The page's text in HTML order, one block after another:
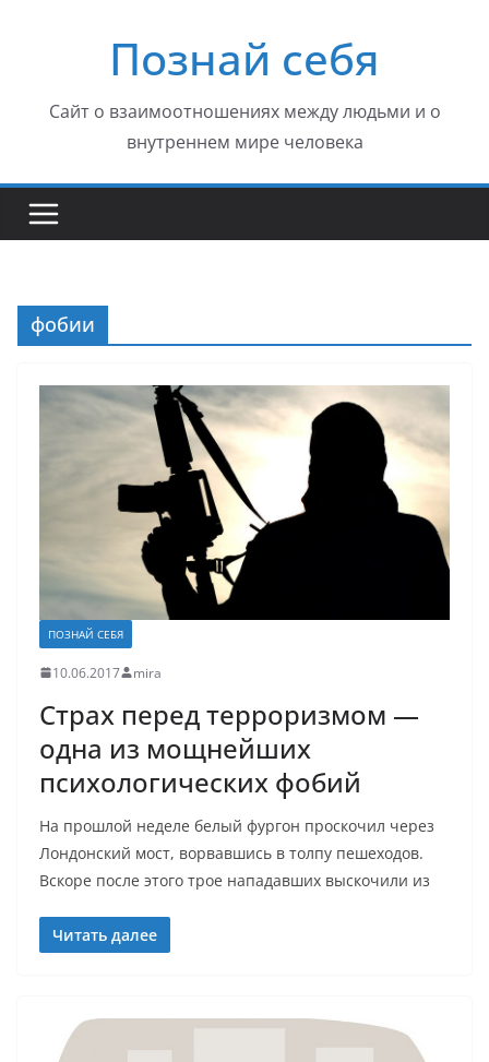
содержимомуПознай себя
Сайт о взаимоотношениях между людьми и о
внутреннем мире человека
фобии
ПОЗНАЙ СЕБЯ
10.06.2017 mira
Страх перед терроризмом —
одна из мощнейших
психологических фобий
На прошлой неделе белый фургон проскочил через
Лондонский мост, ворвавшись в толпу пешеходов.
Вскоре после этого трое нападавших выскочили из
Читать далее